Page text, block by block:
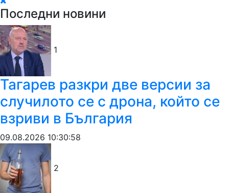
Последни новини
1
Тагарев разкри две версии за
случилото се с дрона, който се
взриви в България
09.08.2026 10:30:58
2